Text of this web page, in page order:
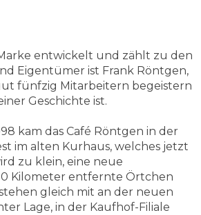
entwickelt und zählt zu den
Eigentümer ist Frank Röntgen,
fünfzig Mitarbeitern begeistern
Geschichte ist.
kam das Café Röntgen in der
im alten Kurhaus, welches jetzt
zu klein, eine neue
Kilometer entfernte Örtchen
gleich mit an der neuen
Lage, in der Kaufhof-Filiale